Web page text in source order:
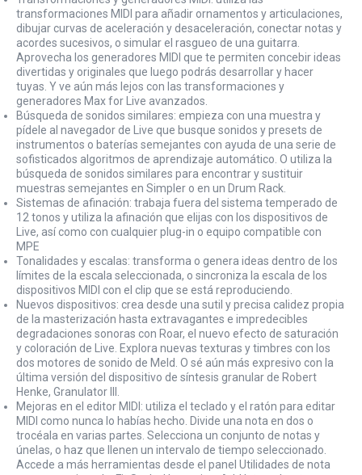
transformaciones MIDI para añadir ornamentos y articulaciones,
dibujar curvas de aceleración y desaceleración, conectar notas y
acordes sucesivos, o simular el rasgueo de una guitarra.
Aprovecha los generadores MIDI que te permiten concebir ideas
divertidas y originales que luego podrás desarrollar y hacer
tuyas. Y ve aún más lejos con las transformaciones y
generadores Max for Live avanzados.
Búsqueda de sonidos similares: empieza con una muestra y
pídele al navegador de Live que busque sonidos y presets de
instrumentos o baterías semejantes con ayuda de una serie de
sofisticados algoritmos de aprendizaje automático. O utiliza la
búsqueda de sonidos similares para encontrar y sustituir
muestras semejantes en Simpler o en un Drum Rack.
Sistemas de afinación: trabaja fuera del sistema temperado de
12 tonos y utiliza la afinación que elijas con los dispositivos de
Live, así como con cualquier plug-in o equipo compatible con
MPE
Tonalidades y escalas: transforma o genera ideas dentro de los
límites de la escala seleccionada, o sincroniza la escala de los
dispositivos MIDI con el clip que se está reproduciendo.
Nuevos dispositivos: crea desde una sutil y precisa calidez propia
de la masterización hasta extravagantes e impredecibles
degradaciones sonoras con Roar, el nuevo efecto de saturación
y coloración de Live. Explora nuevas texturas y timbres con los
dos motores de sonido de Meld. O sé aún más expresivo con la
última versión del dispositivo de síntesis granular de Robert
Henke, Granulator III.
Mejoras en el editor MIDI: utiliza el teclado y el ratón para editar
MIDI como nunca lo habías hecho. Divide una nota en dos o
trocéala en varias partes. Selecciona un conjunto de notas y
únelas, o haz que llenen un intervalo de tiempo seleccionado.
Accede a más herramientas desde el panel Utilidades de nota